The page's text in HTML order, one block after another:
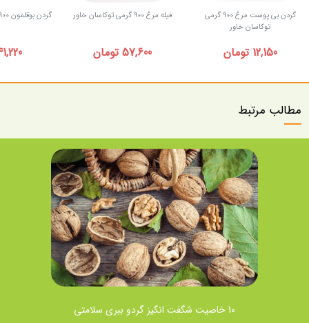
گردن بی پوست مرغ 900 گرمی
توکاسان خاور
12,150 تومان
فیله مرغ 900 گرمی توکاسان خاور
57,600 تومان
گردن بوقلمون 900 گرمی توکاسان خاور
41,220
مطالب مرتبط
10 خاصیت شگفت انگیز گردو ببری سلامتی